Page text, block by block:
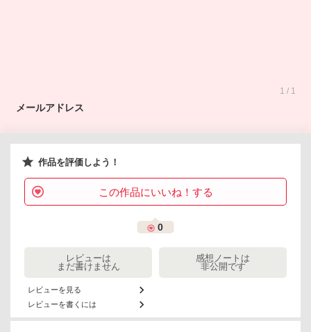
1 / 1
メールアドレス
作品を評価しよう！
この作品にいいね！する
0
レビューは
まだ書けません
レビューを見る
レビューを書くには
感想ノートは
非公開です